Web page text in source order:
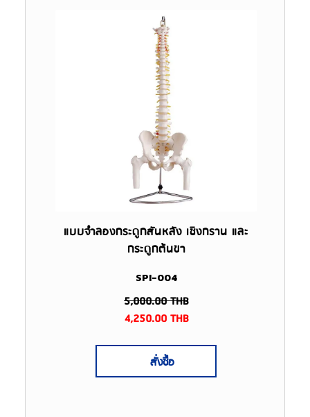
แบบจำลองกระดูกสันหลัง เชิงกราน และ
กระดูกต้นขา
SPI-004
5,000.00THB
4,250.00THB
สั่งซื้อ